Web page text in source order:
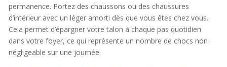
permanence. Portez des chaussons ou des chaussures
d’intérieur avec un léger amorti dès que vous êtes chez vous.
Cela permet d’épargner votre talon à chaque pas quotidien
dans votre foyer, ce qui représente un nombre de chocs non
négligeable sur une journée.